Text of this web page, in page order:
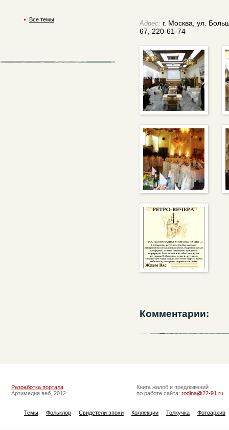
Адрес: г. Москва, ул.
67, 220-61-74
Комментарии:
Все темы
Разработка портала
Артимедия веб, 2012
Книга жалоб и предложений
по работе сайта: rodina@22-91.ru
Темы Фольклор Свидетели эпохи Коллекции Толкучка Фотоархив